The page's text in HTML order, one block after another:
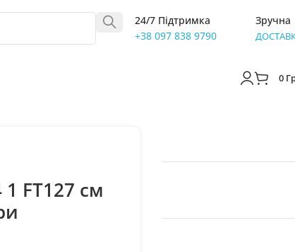
24/7 Підтримка
+38 097 838 9790
Зручна
0
FT127 см